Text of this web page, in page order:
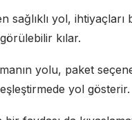
sağlıklı yol, ihtiyaçları
kılar.
yolu, paket
yol gösterir.